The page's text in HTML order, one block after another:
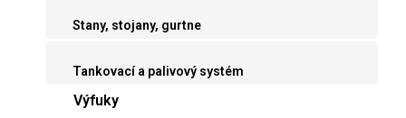
Stany, stojany, gurtne
Tankovací a palivový systém
Výfuky